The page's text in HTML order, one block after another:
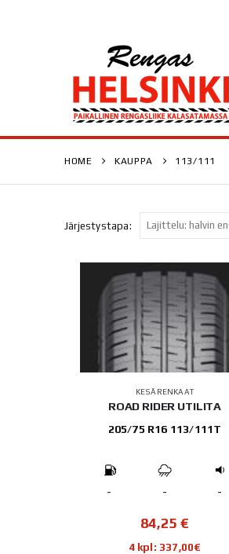
HOME KAUPPA 113/111
Järjestystapa:
KESÄRENKAAT
ROAD RIDER UTILITA
205/75 R16 113/111T
- - -
84,25 €
4 kpl: 337,00€